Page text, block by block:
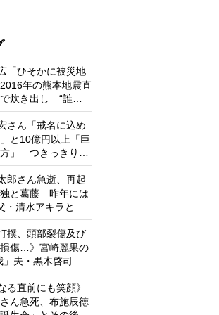
「ひそかに被災地
年の熊本地震直
炊き出し “誰に
て良い”と、むし
活動への思い
さん「戒名に込め
と10億円以上「巨
」 つきっきりで
ートしていた元俳
郎さん急逝、再起
独と葛藤 昨年には
・清水アキラと共
活動再開に向かっ
囲が懸念していた
ころ」
撲、頭部裂傷及び
傷…》宮崎麗果の
」夫・黒木啓司の
「夫婦の闘争」
る直前にも笑顔》
ん急死、布施辰徳